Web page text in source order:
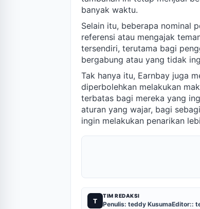
banyak waktu.
Selain itu, beberapa nominal
referensi atau mengajak
tersendiri, terutama bagi
bergabung atau yang tidak
Tak hanya itu, Earnbay juga
diperbolehkan melakukan
terbatas bagi mereka yang
aturan yang wajar, bagi
ingin melakukan penarikan
T
TIM REDAKSI
Penulis: teddy KusumaEditor::